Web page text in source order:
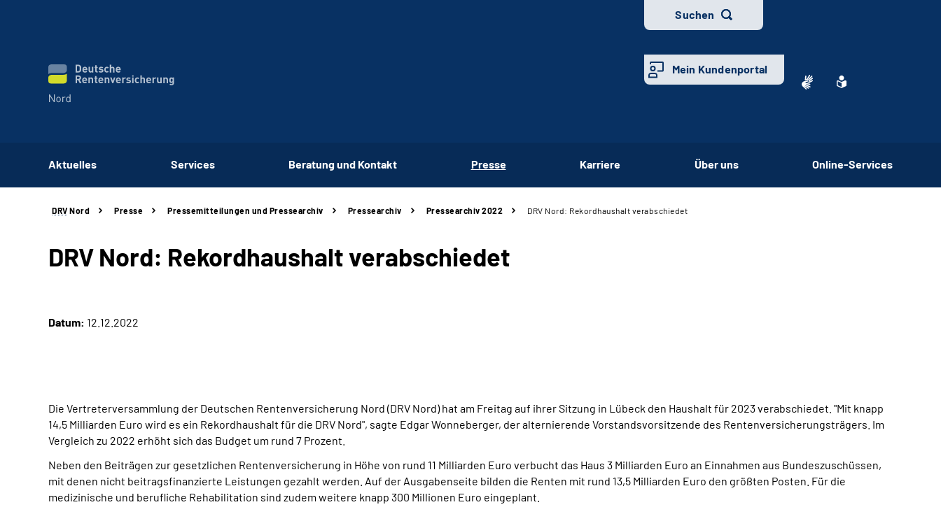
Suchen
Mein Kundenportal
Aktuelles Services Beratung und Kontakt Presse Karriere Über uns Online-Services
DRV Nord Presse Pressemitteilungen und Pressearchiv Pressearchiv Pressearchiv 2022 DRV Nord: Rekordhaushalt verabschiedet
DRV Nord: Rekordhaushalt verabschiedet
Datum: 12.12.2022
Die Vertreterversammlung der Deutschen Rentenversicherung Nord (DRV Nord) hat am Freitag auf ihrer Sitzung in Lübeck den Haushalt für 2023 verabschiedet. "Mit knapp
14,5 Milliarden Euro wird es ein Rekordhaushalt für die DRV Nord", sagte Edgar Wonneberger, der alternierende Vorstandsvorsitzende des Rentenversicherungsträgers. Im
Vergleich zu 2022 erhöht sich das Budget um rund 7 Prozent.
Neben den Beiträgen zur gesetzlichen Rentenversicherung in Höhe von rund 11 Milliarden Euro verbucht das Haus 3 Milliarden Euro an Einnahmen aus Bundeszuschüssen,
mit denen nicht beitragsfinanzierte Leistungen gezahlt werden. Auf der Ausgabenseite bilden die Renten mit rund 13,5 Milliarden Euro den größten Posten. Für die
medizinische und berufliche Rehabilitation sind zudem weitere knapp 300 Millionen Euro eingeplant.